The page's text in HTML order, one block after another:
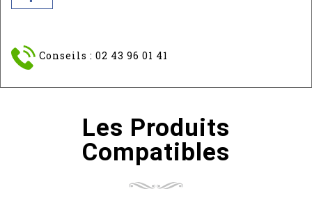
Conseils : 02 43 96 01 41
Les Produits
Compatibles